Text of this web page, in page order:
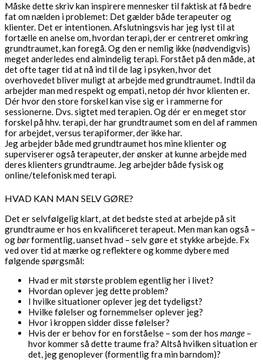
Måske dette skriv kan inspirere mennesker til faktisk at få bedre
fat om nælden i problemet: Det gælder både terapeuter og
klienter. Det er intentionen. Afslutningsvis har jeg lyst til at
fortælle en anelse om, hvordan terapi, der er centreret omkring
grundtraumet, kan foregå. Og den er nemlig ikke (nødvendigvis)
meget anderledes end almindelig terapi. Forstået på den måde, at
det ofte tager tid at nå ind til de lag i psyken, hvor det
overhovedet bliver muligt at arbejde med grundtraumet. Indtil da
arbejder man med respekt og empati, netop dér hvor klienten er.
Dér hvor den store forskel kan vise sig er i rammerne for
sessionerne. Dvs. sigtet med terapien. Og dér er en meget stor
forskel på hhv. terapi, der har grundtraumet som en del af rammen
for arbejdet, versus terapiformer, der ikke har.
Jeg arbejder både med grundtraumet hos mine klienter og
superviserer også terapeuter, der ønsker at kunne arbejde med
deres klienters grundtraume. Jeg arbejder både fysisk og
online/telefonisk med terapi.
HVAD KAN MAN SELV GØRE?
Det er selvfølgelig klart, at det bedste sted at arbejde på sit
grundtraume er hos en kvalificeret terapeut. Men man kan også –
ogbørformentlig, uanset hvad – selv gøre et stykke arbejde. Fx
ved over tid at mærke og reflektere og komme dybere med
følgende spørgsmål:
Hvad er mit største problem egentlig her i livet?
Hvordan oplever jeg dette problem?
I hvilke situationer oplever jeg det tydeligst?
Hvilke følelser og fornemmelser oplever jeg?
Hvor i kroppen sidder disse følelser?
Hvis der er behov for en forståelse – som der hos mange –
hvor kommer så dette traume fra? Altså hvilken situation er
det, jeg genoplever (formentlig fra min barndom)?